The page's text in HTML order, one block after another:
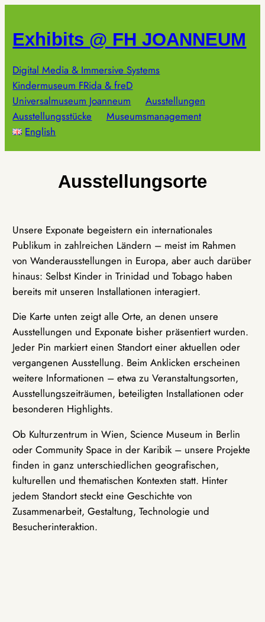
springen
Exhibits @ FH JOANNEUM
Digital Media & Immersive Systems
Kindermuseum FRida & freD
Universalmuseum Joanneum
Ausstellungen
Ausstellungsstücke
Museumsmanagement
English
Ausstellungsorte
Unsere Exponate begeistern ein internationales
Publikum in zahlreichen Ländern – meist im Rahmen
von Wanderausstellungen in Europa, aber auch darüber
hinaus: Selbst Kinder in Trinidad und Tobago haben
bereits mit unseren Installationen interagiert.
Die Karte unten zeigt alle Orte, an denen unsere
Ausstellungen und Exponate bisher präsentiert wurden.
Jeder Pin markiert einen Standort einer aktuellen oder
vergangenen Ausstellung. Beim Anklicken erscheinen
weitere Informationen – etwa zu Veranstaltungsorten,
Ausstellungszeiträumen, beteiligten Installationen oder
besonderen Highlights.
Ob Kulturzentrum in Wien, Science Museum in Berlin
oder Community Space in der Karibik – unsere Projekte
finden in ganz unterschiedlichen geografischen,
kulturellen und thematischen Kontexten statt. Hinter
jedem Standort steckt eine Geschichte von
Zusammenarbeit, Gestaltung, Technologie und
Besucherinteraktion.